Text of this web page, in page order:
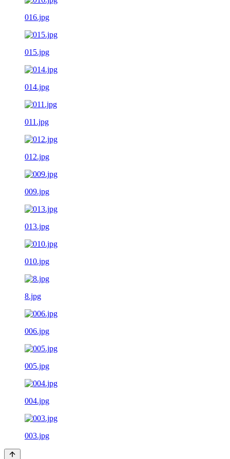
016.jpg
015.jpg
014.jpg
011.jpg
012.jpg
009.jpg
013.jpg
010.jpg
8.jpg
006.jpg
005.jpg
004.jpg
003.jpg